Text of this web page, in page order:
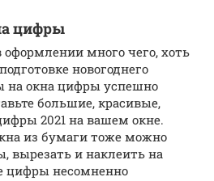
цифры
много чего, хоть
новогоднего
на окна цифры успешно
большие, красивые,
2021 на вашем окне.
из бумаги тоже можно
вырезать и наклеить на
цифры несомненно